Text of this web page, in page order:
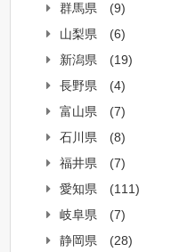
群馬県
(9)
山梨県
(6)
新潟県
(19)
長野県
(4)
富山県
(7)
石川県
(8)
福井県
(7)
愛知県
(111)
岐阜県
(7)
静岡県
(28)